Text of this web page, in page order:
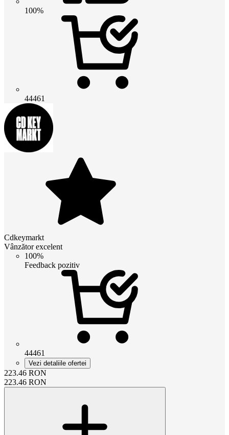
100%
44461
Cdkeymarkt
Vânzător excelent
100%
Feedback pozitiv
44461
Vezi detaliile ofertei
223.46 RON
223.46 RON